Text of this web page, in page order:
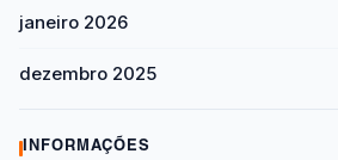
janeiro 2026
dezembro 2025
INFORMAÇÕES